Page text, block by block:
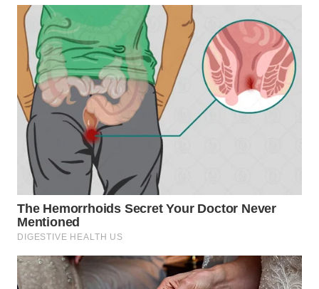
WN
PADANG
LAWAS
WN
SUMEDANG
WN
CIANJUR
WN
KEPULAUAN
SERIBU
WN